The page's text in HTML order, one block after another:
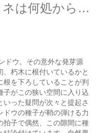
カラスノエンドウのタネは何処からやってきた？
ドウ。その意外な発芽源
朽木に根付いているかと
を下ろしていることが判
子がこの狭い空間に入り込
った疑問が次々と提起さ
ウの種子が鞘の弾ける力
拍子で偶然、この隙間に種